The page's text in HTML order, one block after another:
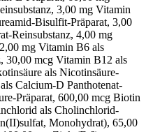
3,00 mg Vitamin
Bisulfit-Präparat, 3,00
Reinsubstanz, 4,00 mg
mg Vitamin B6 als
30,00 mcg Vitamin B12 als
als Nicotinsäure-
Calcium-D Panthotenat-
Präparat, 600,00 mcg Biotin
als Cholinchlorid-
Monohydrat), 65,00